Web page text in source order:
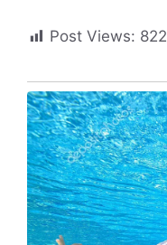
Post Views: 822